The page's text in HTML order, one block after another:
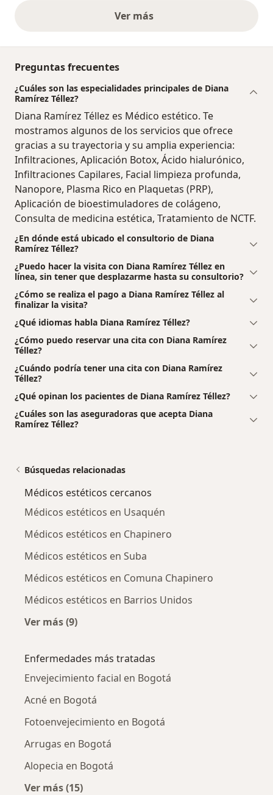
Ver másopiniones anteriores
Preguntas frecuentes
¿Cuáles son las especialidades principales de Diana
Ramírez Téllez?
Diana Ramírez Téllez es Médico estético. Te
mostramos algunos de los servicios que ofrece
gracias a su trayectoria y su amplia experiencia:
Infiltraciones, Aplicación Botox, Ácido hialurónico,
Infiltraciones Capilares, Facial limpieza profunda,
Nanopore, Plasma Rico en Plaquetas (PRP),
Aplicación de bioestimuladores de colágeno,
Consulta de medicina estética, Tratamiento de NCTF.
¿En dónde está ubicado el consultorio de Diana
Ramírez Téllez?
¿Puedo hacer la visita con Diana Ramírez Téllez en
línea, sin tener que desplazarme hasta su consultorio?
¿Cómo se realiza el pago a Diana Ramírez Téllez al
finalizar la visita?
¿Qué idiomas habla Diana Ramírez Téllez?
¿Cómo puedo reservar una cita con Diana Ramírez
Téllez?
¿Cuándo podría tener una cita con Diana Ramírez
Téllez?
¿Qué opinan los pacientes de Diana Ramírez Téllez?
¿Cuáles son las aseguradoras que acepta Diana
Ramírez Téllez?
Búsquedas relacionadas
Médicos estéticos cercanos
Médicos estéticos en Usaquén
Médicos estéticos en Chapinero
Médicos estéticos en Suba
Médicos estéticos en Comuna Chapinero
Médicos estéticos en Barrios Unidos
Ver más (9)
Enfermedades más tratadas
Envejecimiento facial en Bogotá
Acné en Bogotá
Fotoenvejecimiento en Bogotá
Arrugas en Bogotá
Alopecia en Bogotá
Ver más (15)